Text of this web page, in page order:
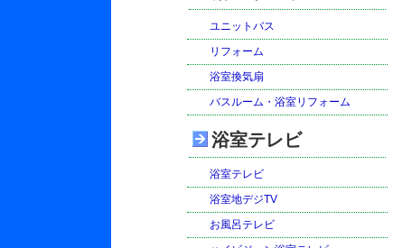
ユニットバス
リフォーム
浴室換気扇
バスルーム・浴室リフォーム
浴室テレビ
浴室テレビ
浴室地デジTV
お風呂テレビ